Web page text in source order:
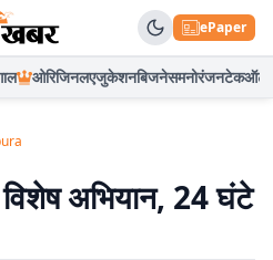
ePaper
ओरिजिनलएजुकेशनबिजनेसमनोरंजनटेकऑटो
अभियान, 24 घंटे